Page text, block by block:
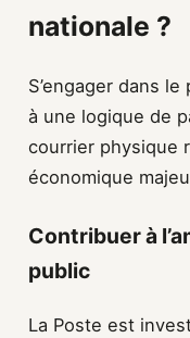
nationale ?
S’engager dans
à une logique de
courrier physique
économique
Contribuer à
public
La Poste est